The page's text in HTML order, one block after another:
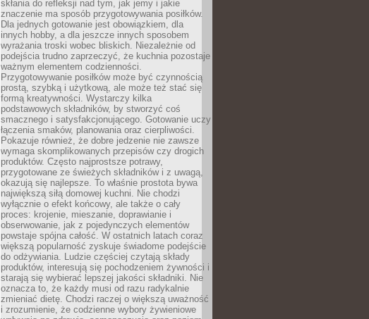
skłania do refleksji nad tym, jak jemy i jakie
znaczenie ma sposób przygotowywania posiłków.
Dla jednych gotowanie jest obowiązkiem, dla
innych hobby, a dla jeszcze innych sposobem
wyrażania troski wobec bliskich. Niezależnie od
podejścia trudno zaprzeczyć, że kuchnia pozostaje
ważnym elementem codzienności.
Przygotowywanie posiłków może być czynnością
prostą, szybką i użytkową, ale może też stać się
formą kreatywności. Wystarczy kilka
podstawowych składników, by stworzyć coś
smacznego i satysfakcjonującego. Gotowanie uczy
łączenia smaków, planowania oraz cierpliwości.
Pokazuje również, że dobre jedzenie nie zawsze
wymaga skomplikowanych przepisów czy drogich
produktów. Często najprostsze potrawy,
przygotowane ze świeżych składników i z uwagą,
okazują się najlepsze. To właśnie prostota bywa
największą siłą domowej kuchni. Nie chodzi
wyłącznie o efekt końcowy, ale także o cały
proces: krojenie, mieszanie, doprawianie i
obserwowanie, jak z pojedynczych elementów
powstaje spójna całość. W ostatnich latach coraz
większą popularność zyskuje świadome podejście
do odżywiania. Ludzie częściej czytają składy
produktów, interesują się pochodzeniem żywności i
starają się wybierać lepszej jakości składniki. Nie
oznacza to, że każdy musi od razu radykalnie
zmieniać dietę. Chodzi raczej o większą uważność
i zrozumienie, że codzienne wybory żywieniowe